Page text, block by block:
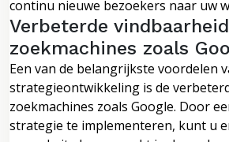
continu nieuwe bezoekers naar uw
Verbeterde
zoekmachines zoals
Een van de belangrijkste voordelen
strategieontwikkeling is de
zoekmachines zoals Google. Door
strategie te implementeren, kunt u